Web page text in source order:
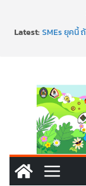
Latest:SMEs ยุคนี้
สร้าง
พาธุรกิจท้อง